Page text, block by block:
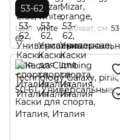
53-62
Цвет white Обхват, см
62